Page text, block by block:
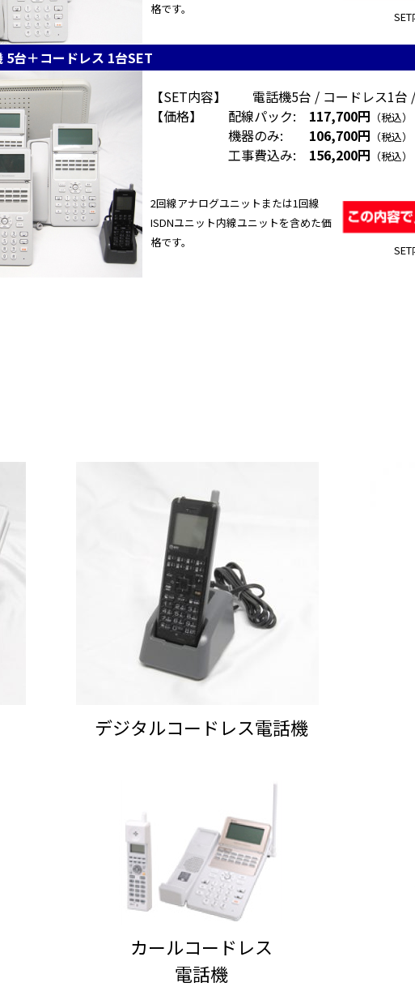
SET
格です。
5台＋コードレス 1台SET
【SET内容】 電話機5台 / コードレス1台
【価格】 配線パック: 117,700円 （税込）
機器のみ: 106,700円 （税込）
工事費込み: 156,200円 （税込）
SET
2回線アナログユニットまたは1回線
ISDNユニット内線ユニットを含めた価
格です。
デジタルコードレス電話機
カールコードレス
電話機